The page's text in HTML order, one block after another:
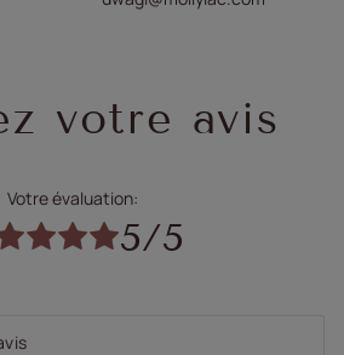
votre avis
Votre évaluation:
5/5